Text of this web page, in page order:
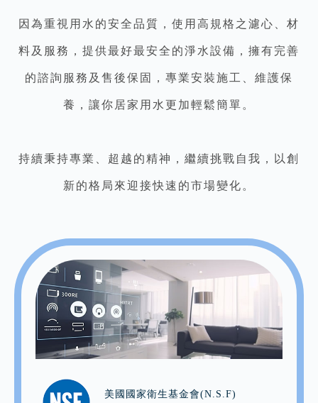
因為重視用水的安全品質，使用高規格之濾心、材
料及服務，提供最好最安全的淨水設備，擁有完善
的諮詢服務及售後保固，專業安裝施工、維護保
養，讓你居家用水更加輕鬆簡單。
持續秉持專業、超越的精神，繼續挑戰自我，以創
新的格局來迎接快速的市場變化。
美國國家衛生基金會(N.S.F)